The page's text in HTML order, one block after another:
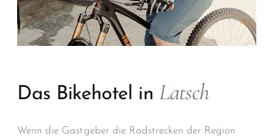
Das Bikehotel inLatsch
Wenn die Gastgeber die Radstrecken der Region